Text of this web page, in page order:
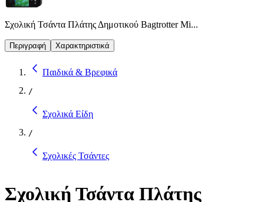
Σχολική Τσάντα Πλάτης Δημοτικού Bagtrotter Mi...
Περιγραφή Χαρακτηριστικά
Παιδικά & Βρεφικά
/
Σχολικά Είδη
/
Σχολικές Τσάντες
Σχολική Τσάντα Πλάτης